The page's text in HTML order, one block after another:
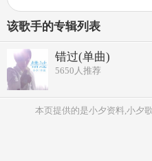
该歌手的专辑列表
错过(单曲)
5650 人推荐
本页提供的是小夕资料,小夕